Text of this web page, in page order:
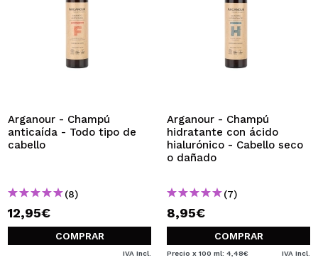
Arganour - Champú
anticaída - Todo tipo de
cabello
(8)
12,95€
COMPRAR
IVA Incl.
Arganour - Champú
hidratante con ácido
hialurónico - Cabello seco
o dañado
(7)
8,95€
COMPRAR
Precio x 100 ml: 4,48€ IVA Incl.